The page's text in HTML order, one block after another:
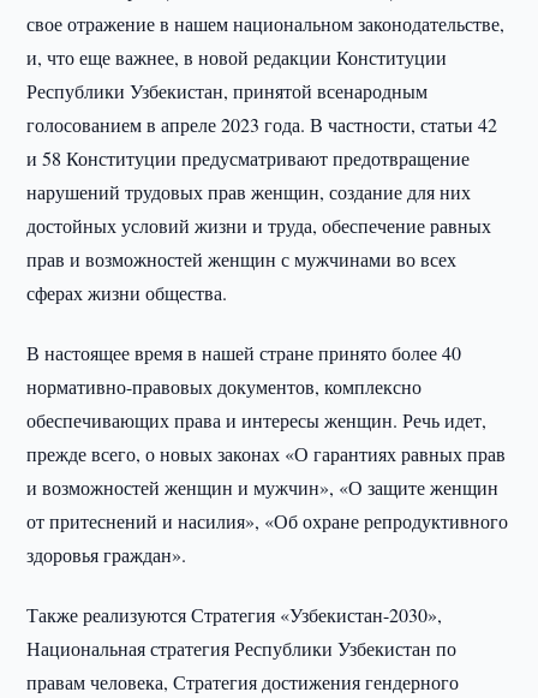
свое отражение в нашем национальном законодательстве,
и, что еще важнее, в новой редакции Конституции
Республики Узбекистан, принятой всенародным
голосованием в апреле 2023 года. В частности, статьи 42
и 58 Конституции предусматривают предотвращение
нарушений трудовых прав женщин, создание для них
достойных условий жизни и труда, обеспечение равных
прав и возможностей женщин с мужчинами во всех
сферах жизни общества.
В настоящее время в нашей стране принято более 40
нормативно-правовых документов, комплексно
обеспечивающих права и интересы женщин. Речь идет,
прежде всего, о новых законах «О гарантиях равных прав
и возможностей женщин и мужчин», «О защите женщин
от притеснений и насилия», «Об охране репродуктивного
здоровья граждан».
Также реализуются Стратегия «Узбекистан-2030»,
Национальная стратегия Республики Узбекистан по
правам человека, Стратегия достижения гендерного